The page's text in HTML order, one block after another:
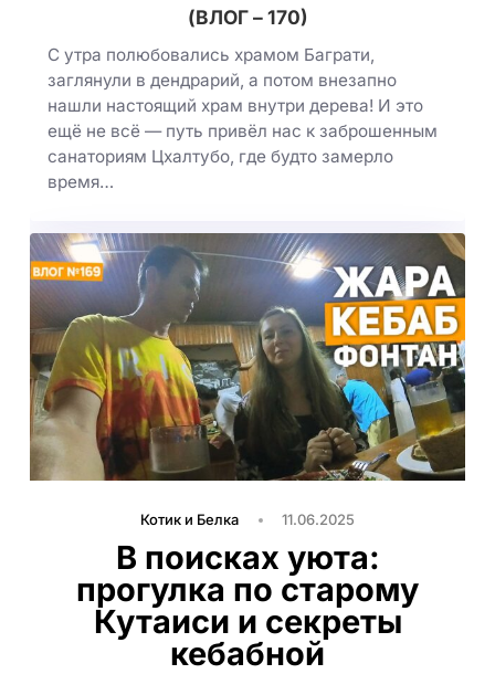
(ВЛОГ – 170)
С утра полюбовались храмом Баграти,
заглянули в дендрарий, а потом внезапно
нашли настоящий храм внутри дерева! И это
ещё не всё — путь привёл нас к заброшенным
санаториям Цхалтубо, где будто замерло
время…
Котик и Белка 11.06.2025
В поисках уюта:
прогулка по старому
Кутаиси и секреты
кебабной